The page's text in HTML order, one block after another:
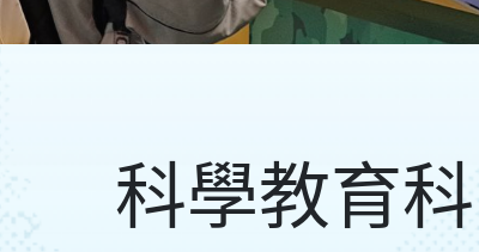
科學教育科